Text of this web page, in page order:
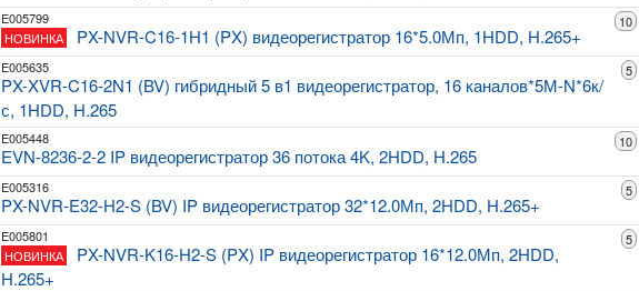
E005799
НОВИНКА
PX-NVR-C16-1H1 (PX) видеорегистратор 16*5.0Мп, 1HDD, H.265+
10
E005635
PX-XVR-C16-2N1 (BV) гибридный 5 в1 видеорегистратор, 16 каналов*5М-N*6к/
с, 1HDD, H.265
5
E005448
EVN-8236-2-2 IP видеорегистратор 36 потока 4K, 2HDD, H.265
10
E005316
PX-NVR-E32-H2-S (BV) IP видеорегистратор 32*12.0Мп, 2HDD, H.265+
5
E005801
НОВИНКА
PX-NVR-K16-H2-S (PX) IP видеорегистратор 16*12.0Мп, 2HDD,
H.265+
5